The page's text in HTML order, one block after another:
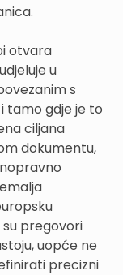
otvara
u
s
tamo gdje je to
ciljana
dokumentu,
su pregovori
uopće ne
precizni